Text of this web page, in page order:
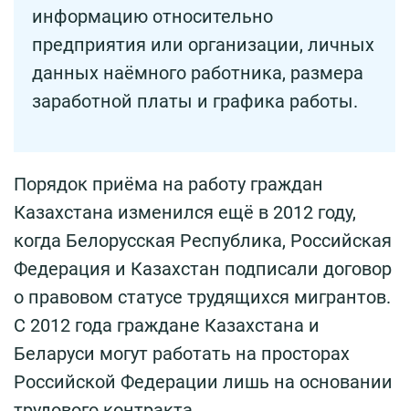
информацию относительно
предприятия или организации, личных
данных наёмного работника, размера
заработной платы и графика работы.
Порядок приёма на работу граждан
Казахстана изменился ещё в 2012 году,
когда Белорусская Республика, Российская
Федерация и Казахстан подписали договор
о правовом статусе трудящихся мигрантов.
С 2012 года граждане Казахстана и
Беларуси могут работать на просторах
Российской Федерации лишь на основании